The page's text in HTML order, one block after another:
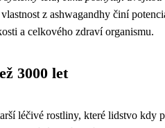
z ashwagandhy činí
a celkového zdraví organismu.
3000 let
léčivé rostliny, které lidstvo kdy